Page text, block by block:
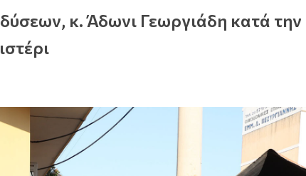
κ. Άδωνι Γεωργιάδη κατά την